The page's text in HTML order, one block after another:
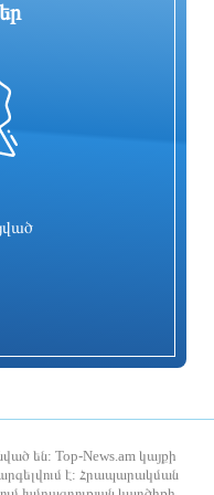
ծառայության պետի
բնակչությունը
են: Top-News.am կայքի
է: Հրապարակման